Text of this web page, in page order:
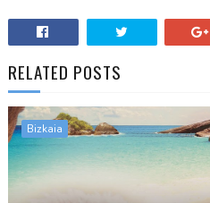
RELATED POSTS
Bizkaia